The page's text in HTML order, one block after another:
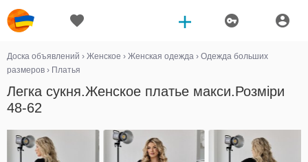
Доска объявлений › Женское › Женская одежда › Одежда больших
размеров › Платья
Легка сукня.Женское платье макси.Розмiри
48-62